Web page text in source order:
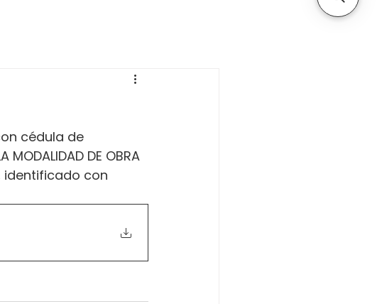
cédula de
DE OBRA
identificado con